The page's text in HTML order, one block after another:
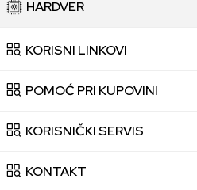
HARDVER
KORISNI LINKOVI
POMOĆ PRI KUPOVINI
KORISNIČKI SERVIS
KONTAKT